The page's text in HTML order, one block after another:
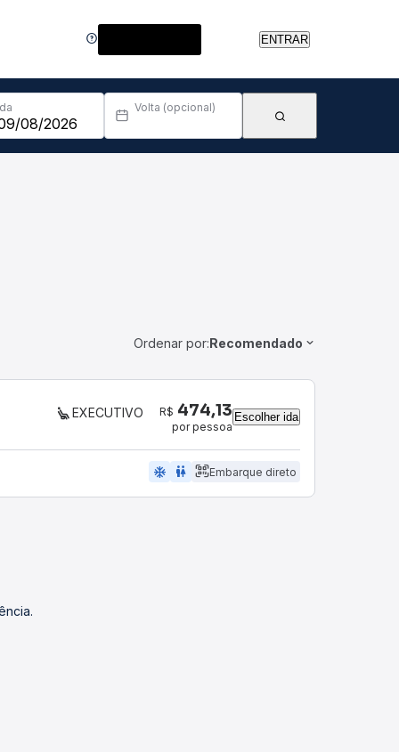
ENTRAR
Volta (opcional)
Ordenar por:Recomendado
EXECUTIVO R$ 474,13
por pessoa
Escolher ida
ac_unit wc Embarque direto